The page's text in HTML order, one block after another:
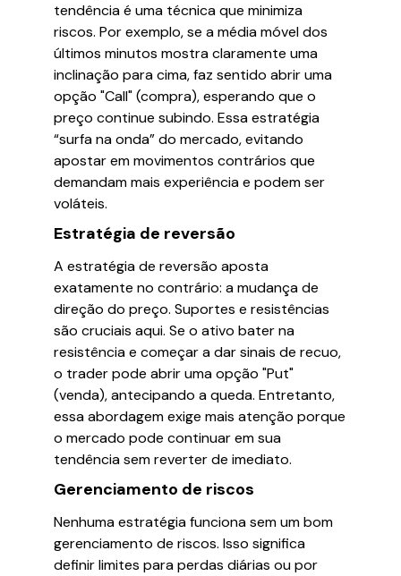
tendência é uma técnica que minimiza
riscos. Por exemplo, se a média móvel dos
últimos minutos mostra claramente uma
inclinação para cima, faz sentido abrir uma
opção "Call" (compra), esperando que o
preço continue subindo. Essa estratégia
“surfa na onda” do mercado, evitando
apostar em movimentos contrários que
demandam mais experiência e podem ser
voláteis.
Estratégia de reversão
A estratégia de reversão aposta
exatamente no contrário: a mudança de
direção do preço. Suportes e resistências
são cruciais aqui. Se o ativo bater na
resistência e começar a dar sinais de recuo,
o trader pode abrir uma opção "Put"
(venda), antecipando a queda. Entretanto,
essa abordagem exige mais atenção porque
o mercado pode continuar em sua
tendência sem reverter de imediato.
Gerenciamento de riscos
Nenhuma estratégia funciona sem um bom
gerenciamento de riscos. Isso significa
definir limites para perdas diárias ou por